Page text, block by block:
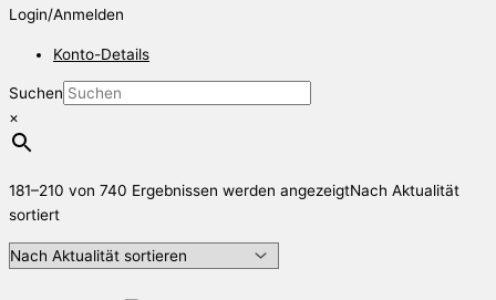
Login/Anmelden
Konto-Details
Suchen
×
181–210 von 740 Ergebnissen werden angezeigtNach Aktualität
sortiert